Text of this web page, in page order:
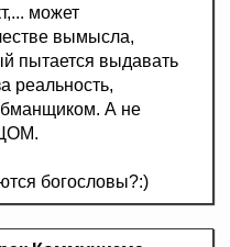
может
вымысла,
пытается выдавать
реальность,
А не
богословы?:)